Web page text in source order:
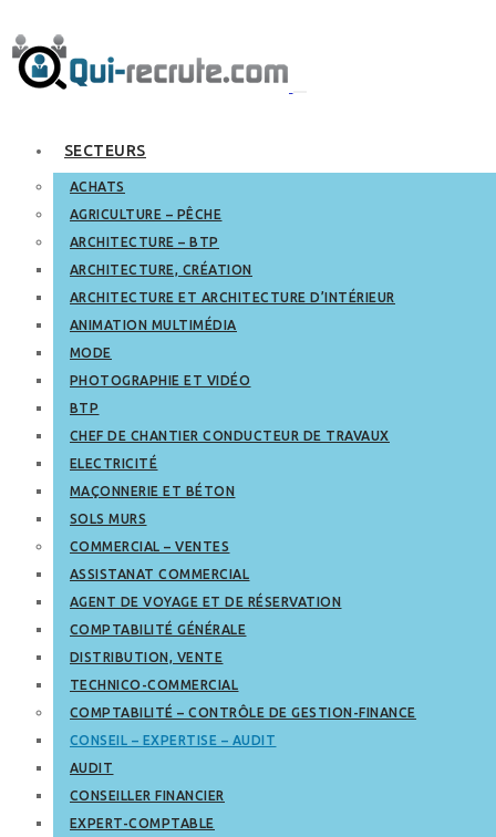
SECTEURS
ACHATS
AGRICULTURE – PÊCHE
ARCHITECTURE – BTP
ARCHITECTURE, CRÉATION
ARCHITECTURE ET ARCHITECTURE D’INTÉRIEUR
ANIMATION MULTIMÉDIA
MODE
PHOTOGRAPHIE ET VIDÉO
BTP
CHEF DE CHANTIER CONDUCTEUR DE TRAVAUX
ELECTRICITÉ
MAÇONNERIE ET BÉTON
SOLS MURS
COMMERCIAL – VENTES
ASSISTANAT COMMERCIAL
AGENT DE VOYAGE ET DE RÉSERVATION
COMPTABILITÉ GÉNÉRALE
DISTRIBUTION, VENTE
TECHNICO-COMMERCIAL
COMPTABILITÉ – CONTRÔLE DE GESTION-FINANCE
CONSEIL – EXPERTISE – AUDIT
AUDIT
CONSEILLER FINANCIER
EXPERT-COMPTABLE